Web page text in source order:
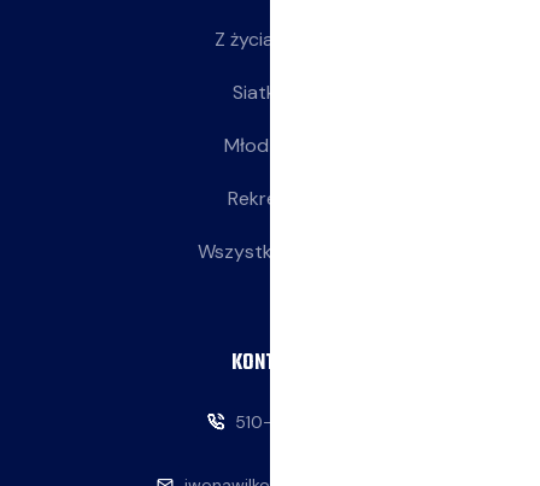
Z życia klubu
Siatkarki
Młodziczki
Rekreacja
Wszystkie wpisy
KONTAKT
510-146-069